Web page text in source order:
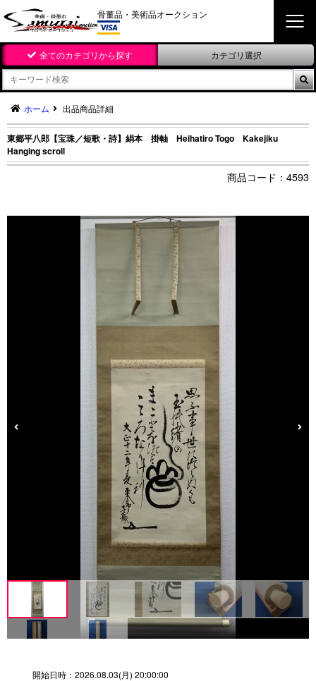
骨董品・美術品オークション
全てのカテゴリから探す カテゴリ選択

ホーム 出品商品詳細
東郷平八郎【宝珠／短歌・詩】絹本 掛軸 Heihatiro Togo Kakejiku
Hanging scroll
4593
開始日時： 2026.08.03(月) 20:00:00